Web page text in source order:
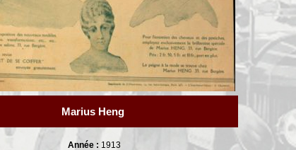
Marius Heng
Année : 1913